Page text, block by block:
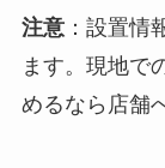
注意：設置情
ます。現地で
めるなら店舗